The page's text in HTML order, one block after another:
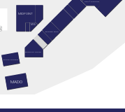
BODRUM MANTI
BURITTO SHOP
KAHVE DÜNYASI
MADO
MALİ KUAFÖR
MIDPOINT
MUA